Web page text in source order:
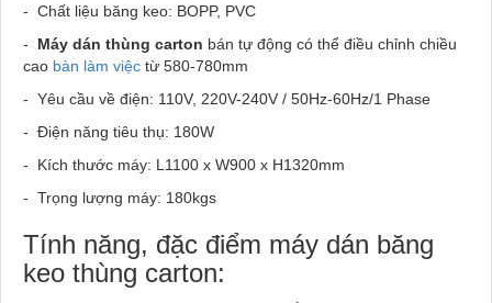
- Chất liệu băng keo: BOPP, PVC
- Máy dán thùng carton bán tự động có thể điều chỉnh chiều
cao bàn làm việc từ 580-780mm
- Yêu cầu về điện: 110V, 220V-240V / 50Hz-60Hz/1 Phase
- Điện năng tiêu thụ: 180W
- Kích thước máy: L1100 x W900 x H1320mm
- Trọng lượng máy: 180kgs
Tính năng, đặc điểm máy dán băng
keo thùng carton: